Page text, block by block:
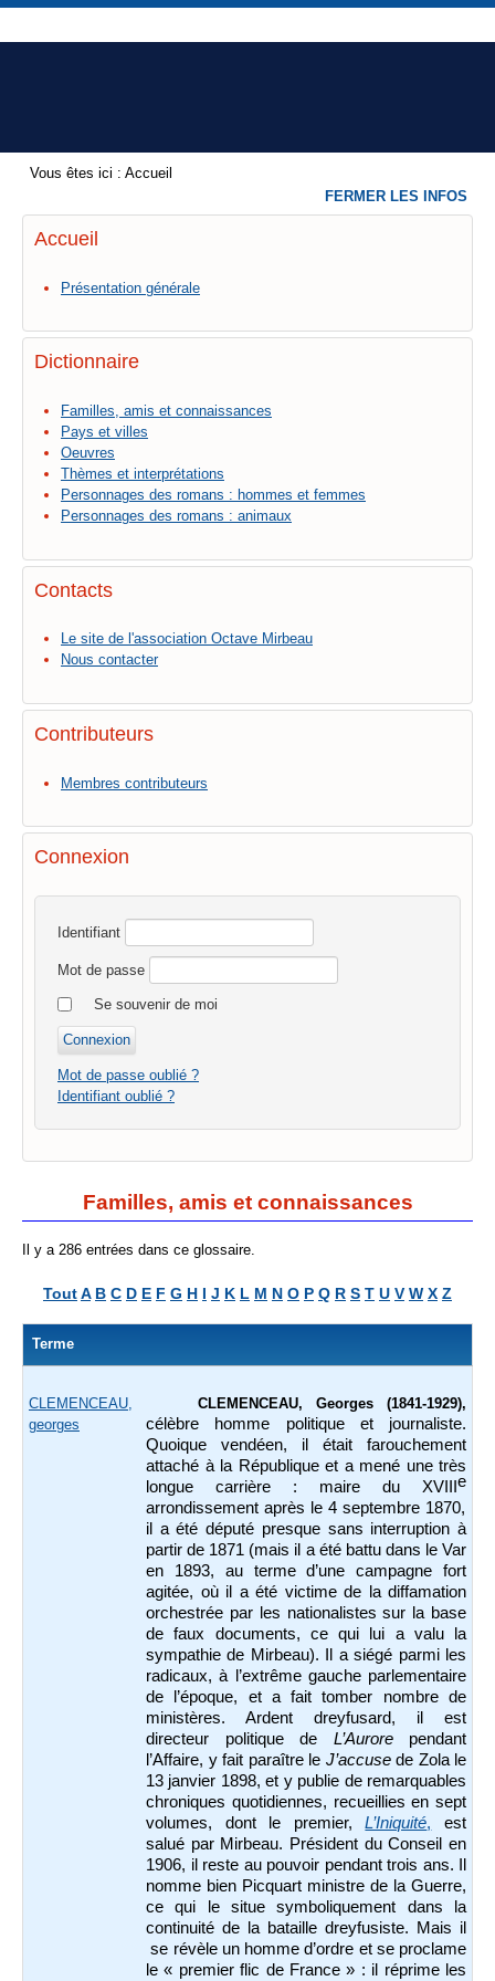
Vous êtes ici : Accueil
Accueil
Présentation générale
Dictionnaire
Familles, amis et connaissances
Pays et villes
Oeuvres
Thèmes et interprétations
Personnages des romans : hommes et femmes
Personnages des romans : animaux
Contacts
Le site de l'association Octave Mirbeau
Nous contacter
Contributeurs
Membres contributeurs
Connexion
Identifiant
Mot de passe
Se souvenir de moi
Mot de passe oublié ?
Identifiant oublié ?
Familles, amis et connaissances
Il y a 286 entrées dans ce glossaire.
ToutA B C D E F G H I J K L M N O P Q R S T U V W X Z
Terme
CLEMENCEAU,
georges
CLEMENCEAU, Georges (1841-1929),
célèbre homme politique et journaliste.
Quoique vendéen, il était farouchement
attaché à la République et a mené une très
longue carrière : maire du XVIII e
arrondissement après le 4 septembre 1870,
il a été député presque sans interruption à
partir de 1871 (mais il a été battu dans le Var
en 1893, au terme d’une campagne fort
agitée, où il a été victime de la diffamation
orchestrée par les nationalistes sur la base
de faux documents, ce qui lui a valu la
sympathie de Mirbeau). Il a siégé parmi les
radicaux, à l’extrême gauche parlementaire
de l’époque, et a fait tomber nombre de
ministères. Ardent dreyfusard, il est
directeur politique de L’Aurorependant
l’Affaire, y fait paraître le J’accusede Zola le
13 janvier 1898, et y publie de remarquables
chroniques quotidiennes, recueillies en sept
volumes, dont le premier,L’Iniquité, est
salué par Mirbeau. Président du Conseil en
1906, il reste au pouvoir pendant trois ans. Il
nomme bien Picquart ministre de la Guerre,
ce qui le situe symboliquement dans la
continuité de la bataille dreyfusiste. Mais il
se révèle un homme d’ordre et se proclame
le « premier flic de France » : il réprime les
FERMER LES INFOS